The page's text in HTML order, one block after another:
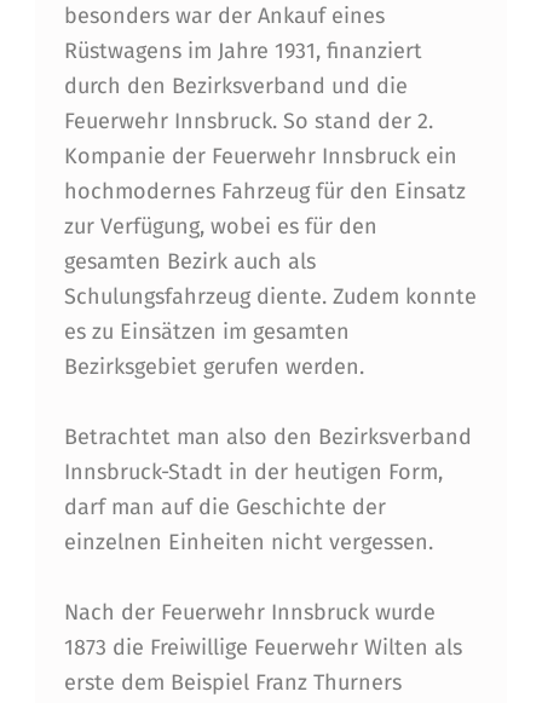
besonders war der Ankauf eines
Rüstwagens im Jahre 1931, finanziert
durch den Bezirksverband und die
Feuerwehr Innsbruck. So stand der 2.
Kompanie der Feuerwehr Innsbruck ein
hochmodernes Fahrzeug für den Einsatz
zur Verfügung, wobei es für den
gesamten Bezirk auch als
Schulungsfahrzeug diente. Zudem konnte
es zu Einsätzen im gesamten
Bezirksgebiet gerufen werden.
Betrachtet man also den Bezirksverband
Innsbruck-Stadt in der heutigen Form,
darf man auf die Geschichte der
einzelnen Einheiten nicht vergessen.
Nach der Feuerwehr Innsbruck wurde
1873 die Freiwillige Feuerwehr Wilten als
erste dem Beispiel Franz Thurners